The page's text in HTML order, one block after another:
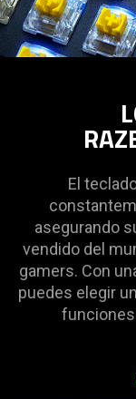
El
asegurando
vendido del
gamers. Con
puedes elegir